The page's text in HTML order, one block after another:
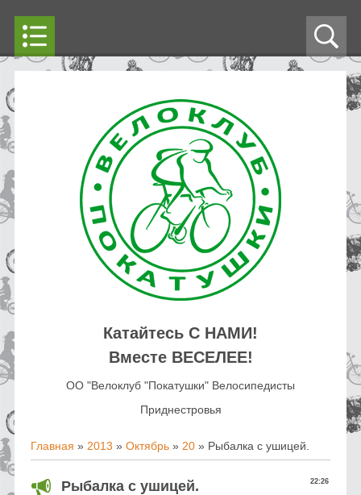
Катайтесь С НАМИ!
Вместе ВЕСЕЛЕЕ!
OO "Велоклуб "Покатушки" Велосипедисты
Приднестровья
Главная » 2013 » Октябрь » 20 » Рыбалка с ушицей.
22:26
Рыбалка с ушицей.